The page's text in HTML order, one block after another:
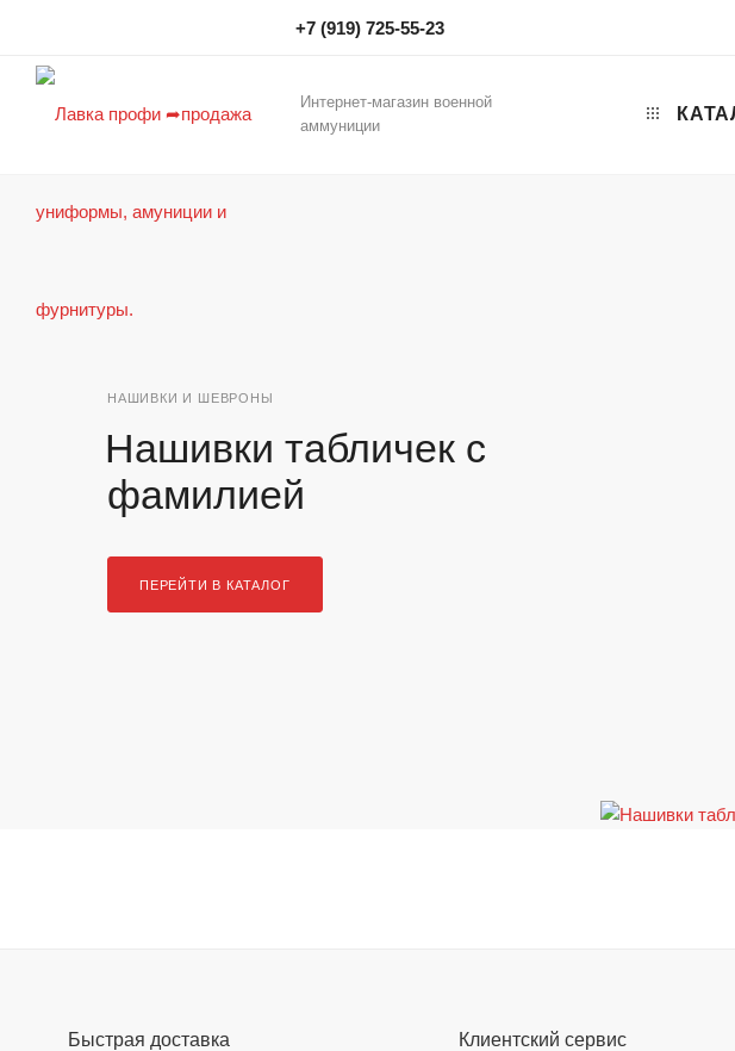
+7 (919) 725-55-23
Интернет-магазин военной
аммуниции
НАШИВКИ И ШЕВРОНЫ
Нашивки табличек с
фамилией
ПЕРЕЙТИ В КАТАЛОГ
Быстрая доставка Клиентский сервис